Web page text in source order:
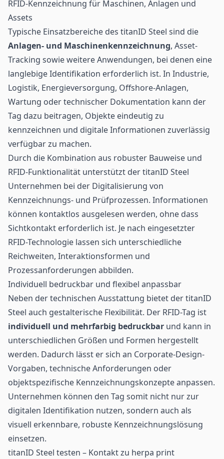
RFID-Kennzeichnung für Maschinen, Anlagen und
Assets
Typische Einsatzbereiche des titanID Steel sind die
Anlagen- und Maschinenkennzeichnung, Asset-
Tracking sowie weitere Anwendungen, bei denen eine
langlebige Identifikation erforderlich ist. In Industrie,
Logistik, Energieversorgung, Offshore-Anlagen,
Wartung oder technischer Dokumentation kann der
Tag dazu beitragen, Objekte eindeutig zu
kennzeichnen und digitale Informationen zuverlässig
verfügbar zu machen.
Durch die Kombination aus robuster Bauweise und
RFID-Funktionalität unterstützt der titanID Steel
Unternehmen bei der Digitalisierung von
Kennzeichnungs- und Prüfprozessen. Informationen
können kontaktlos ausgelesen werden, ohne dass
Sichtkontakt erforderlich ist. Je nach eingesetzter
RFID-Technologie lassen sich unterschiedliche
Reichweiten, Interaktionsformen und
Prozessanforderungen abbilden.
Individuell bedruckbar und flexibel anpassbar
Neben der technischen Ausstattung bietet der titanID
Steel auch gestalterische Flexibilität. Der RFID-Tag ist
individuell und mehrfarbig bedruckbar und kann in
unterschiedlichen Größen und Formen hergestellt
werden. Dadurch lässt er sich an Corporate-Design-
Vorgaben, technische Anforderungen oder
objektspezifische Kennzeichnungskonzepte anpassen.
Unternehmen können den Tag somit nicht nur zur
digitalen Identifikation nutzen, sondern auch als
visuell erkennbare, robuste Kennzeichnungslösung
einsetzen.
titanID Steel testen – Kontakt zu herpa print